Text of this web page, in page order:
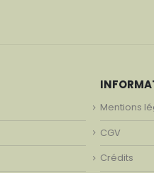
Mentions
CGV
Crédits